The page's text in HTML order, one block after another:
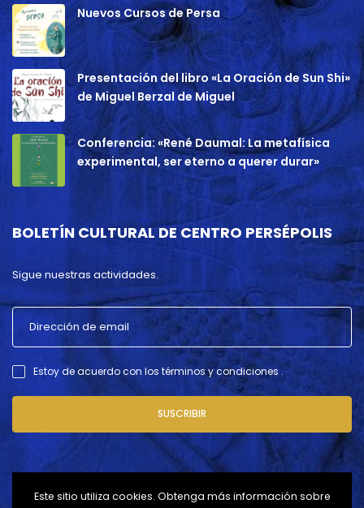
Nuevos Cursos de Persa
Presentación del libro «La Oración de Sun Shi»
de Miguel Berzal de Miguel
Conferencia: «René Daumal: La metafísica
experimental, ser eterno a querer durar»
BOLETÍN CULTURAL DE CENTRO PERSÉPOLIS
Sigue nuestras actividades.
Estoy de acuerdo con los términos y condiciones .
SUSCRIBIR
Este sitio utiliza cookies. Obtenga más información sobre